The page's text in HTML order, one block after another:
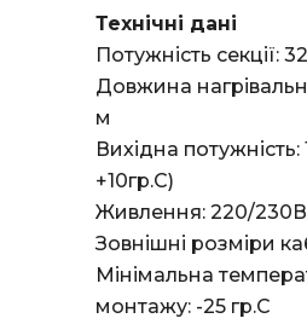
Технічні дані
Потужність секції:
Довжина
м
Вихідна
+10гр.С)
Живлення: 220/230В
Зовнішні розміри
Мінімальна
монтажу: -25 гр.С